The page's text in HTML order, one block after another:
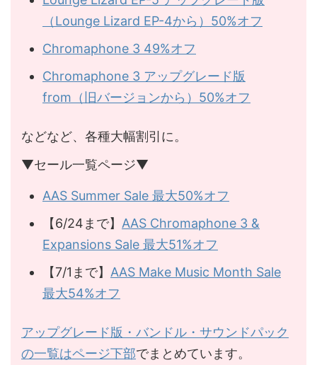
（Lounge Lizard EP-4から）50%オフ
Chromaphone 3 49%オフ
Chromaphone 3 アップグレード版
from（旧バージョンから）50%オフ
などなど、各種大幅割引に。
▼セール一覧ページ▼
AAS Summer Sale 最大50%オフ
【6/24まで】 AAS Chromaphone 3 &
Expansions Sale 最大51%オフ
【7/1まで】 AAS Make Music Month Sale
最大54%オフ
アップグレード版・バンドル・サウンドパック
の一覧はページ下部でまとめています。